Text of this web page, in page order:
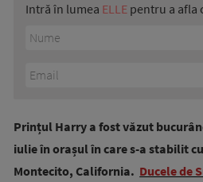
Intră în lumea ELLE pentru a afla
Prințul Harry a fost văzut
iulie în orașul în care s-a stabilit
Montecito, California. Ducele de